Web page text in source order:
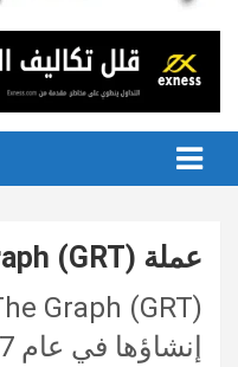
عملة The Graph (GRT)